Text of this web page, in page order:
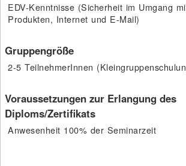
EDV-Kenntnisse (Sicherheit im Umgang
Produkten, Internet und E-Mail)
Gruppengröße
2-5 TeilnehmerInnen
Voraussetzungen zur Erlangung des
Diploms/Zertifikats
Anwesenheit 100% der Seminarzeit